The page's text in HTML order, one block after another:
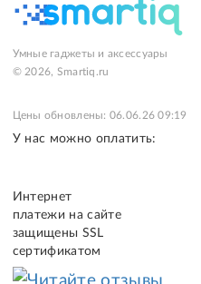
Умные гаджеты и аксессуары
© 2026, Smartiq.ru
Цены обновлены: 06.06.26 09:19
У нас можно оплатить:
Интернет
платежи на сайте
защищены SSL
сертификатом